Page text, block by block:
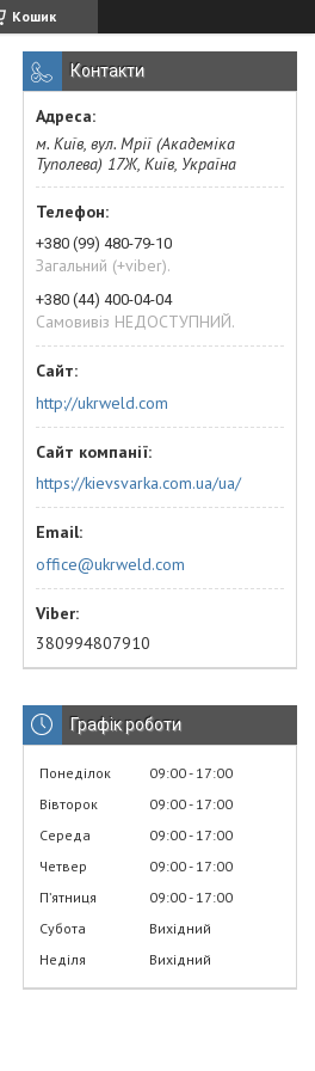
Кошик
Контакти
м. Київ, вул. Мрії (Академіка
Туполева) 17Ж, Київ, Україна
+380 (99) 480-79-10
Загальний (+viber).
+380 (44) 400-04-04
Самовивіз НЕДОСТУПНИЙ.
http://ukrweld.com
https://kievsvarka.com.ua/ua/
office@ukrweld.com
380994807910
Графік роботи
Понеділок 09:00 17:00
Вівторок
09:00 17:00
Середа
09:00 17:00
Четвер
09:00 17:00
Пʼятниця
09:00 17:00
Субота
Вихідний
Неділя
Вихідний